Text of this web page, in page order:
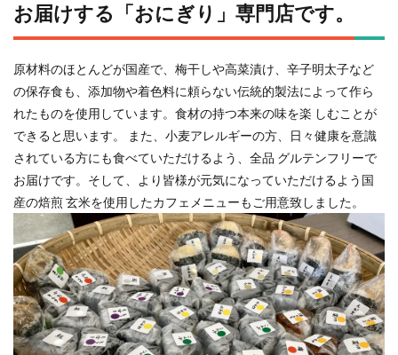
お届けする「おにぎり」専⾨店です。
原材料のほとんどが国産で、梅⼲しや⾼菜漬け、⾟⼦明太⼦など
の保存⾷も、添加物や着⾊料に頼らない伝統的製法によって作ら
れたものを使⽤しています。⾷材の持つ本来の味を楽 しむことが
できると思います。 また、⼩⻨アレルギーの⽅、⽇々健康を意識
されている⽅にも⾷べていただけるよう、全品 グルテンフリーで
お届けです。そして、より皆様が元気になっていただけるよう国
産の焙煎 ⽞⽶を使⽤したカフェメニューもご⽤意致しました。